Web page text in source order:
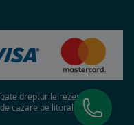
drepturile rezervate
cazare pe litoral in 2026